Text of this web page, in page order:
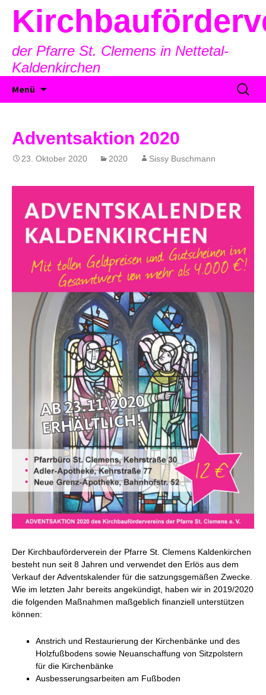
der Pfarre St. Clemens in Nettetal-
Kaldenkirchen
Menü
Suche
nach:
Adventsaktion 2020
23. Oktober 2020 2020 Sissy Buschmann
Der Kirchbauförderverein der Pfarre St. Clemens Kaldenkirchen
besteht nun seit 8 Jahren und verwendet den Erlös aus dem
Verkauf der Adventskalender für die satzungsgemäßen Zwecke.
Wie im letzten Jahr bereits angekündigt, haben wir in 2019/2020
die folgenden Maßnahmen maßgeblich finanziell unterstützen
können:
Anstrich und Restaurierung der Kirchenbänke und des
Holzfußbodens sowie Neuanschaffung von Sitzpolstern
für die Kirchenbänke
Ausbesserungsarbeiten am Fußboden